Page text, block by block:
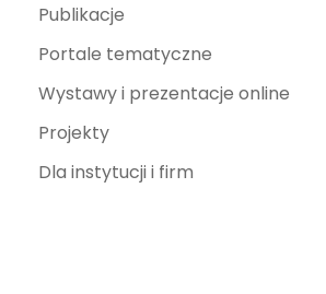
Publikacje
Portale tematyczne
Wystawy i prezentacje online
Projekty
Dla instytucji i firm